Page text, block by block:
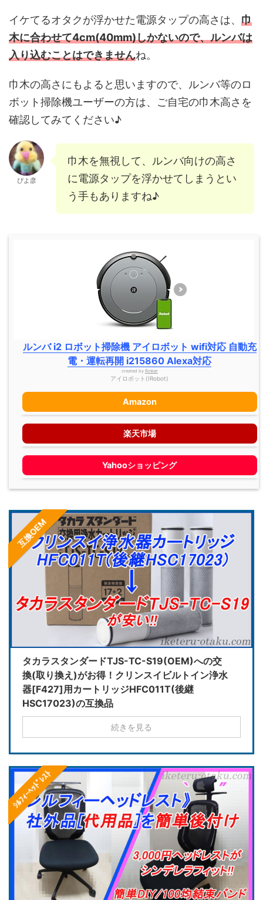
イケてるオタクが浮かせた電源タップの高さは、 巾
木に合わせて4cm(40mm)しかないので、ルンバは
入り込むことはできませんね。
巾木の高さにもよると思いますので、ルンバ等のロ
ボット掃除機ユーザーの方は、ご自宅の巾木高さを
確認してみてください♪
ぴよ彦
巾木を無視して、ルンバ向けの高さ
に電源タップを浮かせてしまうとい
う手もありますね♪
ルンバ i2 ロボット掃除機 アイロボット wifi対応 自動充
電・運転再開 i215860 Alexa対応
created by Rinker
アイロボット(IRobot)
Amazon
楽天市場
Yahooショッピング
互換OEM
タカラスタンダードTJS-TC-S19(OEM)への交
換(取り換え)がお得！クリンスイビルトイン浄水
器[F427]用カートリッジHFC011T(後継
HSC17023)の互換品
続きを見る
ｼﾙﾌｨｰﾍｯﾄﾞﾚｽﾄ